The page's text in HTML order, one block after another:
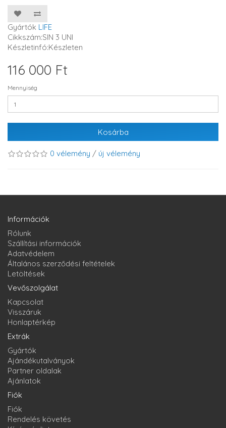
Gyártók LIFE
Cikkszám:SIN 3 UNI
Készletinfó:Készleten
116 000 Ft
Mennyiség
Kosárba
0 vélemény / új vélemény
Információk
Rólunk
Szállítási információk
Adatvédelem
Általános szerződési feltételek
Letöltések
Vevőszolgálat
Kapcsolat
Visszáruk
Honlaptérkép
Extrák
Gyártók
Ajándékutalványok
Partner oldalak
Ajánlatok
Fiók
Fiók
Rendelés követés